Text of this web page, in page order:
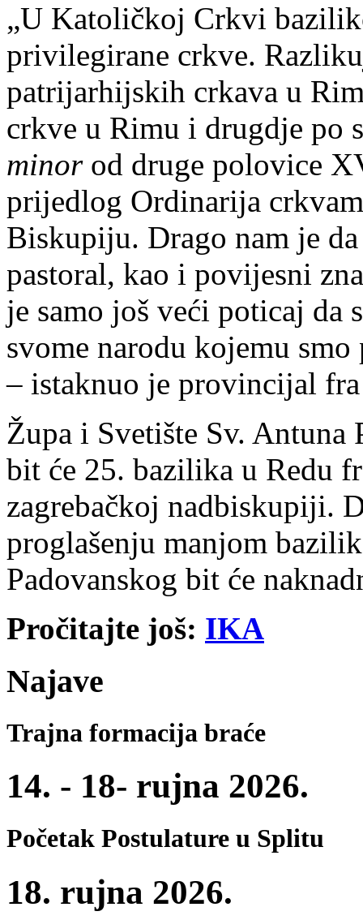
„U Katoličkoj Crkvi
privilegirane crkve.
patrijarhijskih crkava u
crkve u Rimu i drugdje po
minorod druge polovice
prijedlog Ordinarija
Biskupiju. Drago nam je
pastoral, kao i povijesni
je samo još veći poticaj da
svome narodu kojemu
– istaknuo je provincijal
Župa i Svetište Sv. Antuna
bit će 25. bazilika u Redu
zagrebačkoj nadbiskupiji.
proglašenju manjom
Padovanskog bit će
Pročitajte još: IKA
Najave
Trajna formacija braće
14. - 18- rujna 2026.
Početak Postulature u Splitu
18. rujna 2026.